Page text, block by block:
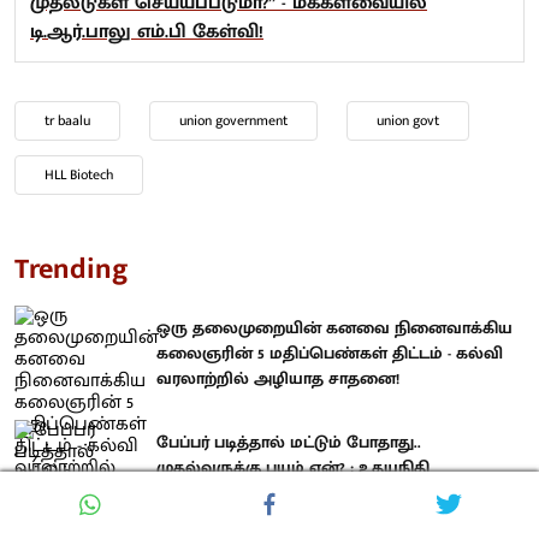
டி.ஆர்.பாலு எம்.பி கேள்வி!
tr baalu union government union govt
HLL Biotech
Trending
ஒரு தலைமுறையின் கனவை நினைவாக்கிய
கலைஞரின் 5 மதிப்பெண்கள் திட்டம் - கல்வி
வரலாற்றில் அழியாத சாதனை!
பேப்பர் படித்தால் மட்டும் போதாது..
முதல்வருக்கு பயம் ஏன்? : உதயநிதி
ஸ்டாலினின் அனல் பேச்சு! (முழு உரை)